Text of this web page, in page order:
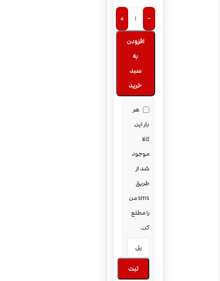
-
+
افزودن
به
سبد
خرید
هر
بار این
کالا
موجود
شد از
طریق
sms من
را مطلع
کن.
ثبت